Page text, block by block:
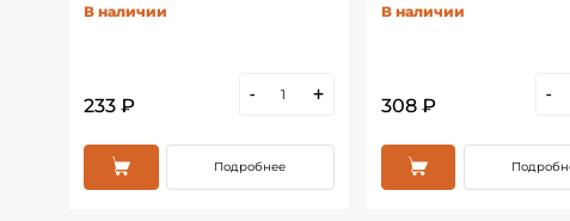
В наличии
233 ₽
- +
Подробнее
В наличии
308 ₽
-